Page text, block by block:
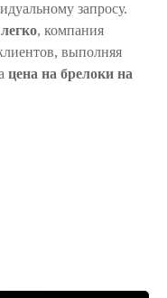
запросу.
, компания
выполняя
цена на брелоки на